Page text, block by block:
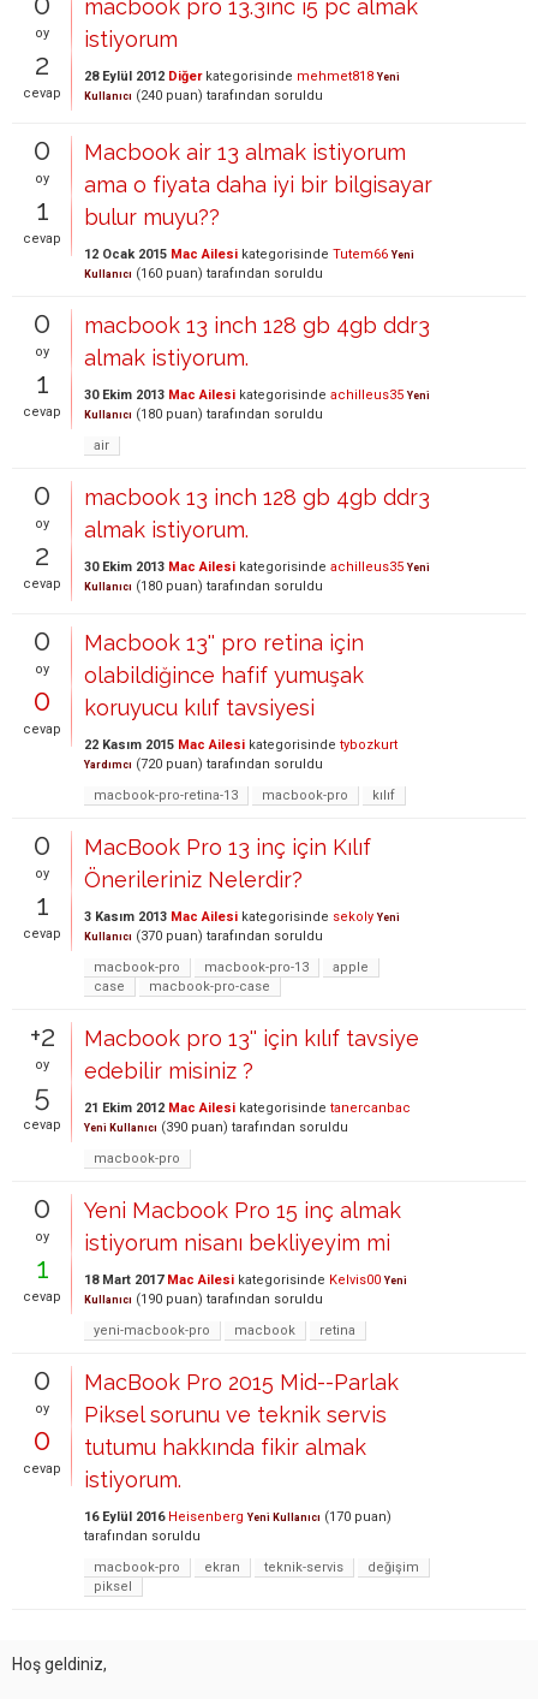
oy
2
cevap
macbook pro 13.3inc i5 pc almak
istiyorum
28 Eylül 2012 Diğerkategorisinde mehmet818 Yeni
Kullanıcı (240 puan) tarafından soruldu
0
oy
1
cevap
Macbook air 13 almak istiyorum
ama o fiyata daha iyi bir bilgisayar
bulur muyu??
12 Ocak 2015 Mac Ailesi kategorisinde Tutem66 Yeni
Kullanıcı (160 puan) tarafından soruldu
0
oy
1
cevap
macbook 13 inch 128 gb 4gb ddr3
almak istiyorum.
30 Ekim 2013 Mac Ailesi kategorisinde achilleus35 Yeni
Kullanıcı (180 puan) tarafından soruldu
air
0
oy
2
cevap
macbook 13 inch 128 gb 4gb ddr3
almak istiyorum.
30 Ekim 2013 Mac Ailesi kategorisinde achilleus35 Yeni
Kullanıcı (180 puan) tarafından soruldu
0
oy
0
cevap
Macbook 13'' pro retina için
olabildiğince hafif yumuşak
koruyucu kılıf tavsiyesi
22 Kasım 2015 Mac Ailesi kategorisinde tybozkurt
Yardımcı (720 puan) tarafından soruldu
macbook-pro-retina-13
macbook-pro kılıf
0
oy
1
cevap
MacBook Pro 13 inç için Kılıf
Önerileriniz Nelerdir?
3 Kasım 2013 Mac Ailesi kategorisinde sekoly Yeni
Kullanıcı (370 puan) tarafından soruldu
macbook-pro
macbook-pro-13
apple
case
macbook-pro-case
+2
oy
5
cevap
Macbook pro 13'' için kılıf tavsiye
edebilir misiniz ?
21 Ekim 2012 Mac Ailesi kategorisinde tanercanbac
Yeni Kullanıcı (390 puan) tarafından soruldu
macbook-pro
0
oy
1
cevap
Yeni Macbook Pro 15 inç almak
istiyorum nisanı bekliyeyim mi
18 Mart 2017 Mac Ailesi kategorisinde Kelvis00 Yeni
Kullanıcı (190 puan) tarafından soruldu
yeni-macbook-pro
macbook retina
0
oy
0
cevap
MacBook Pro 2015 Mid--Parlak
Piksel sorunu ve teknik servis
tutumu hakkında fikir almak
istiyorum.
16 Eylül 2016 Heisenberg Yeni Kullanıcı (170 puan)
tarafından soruldu
macbook-pro
ekran teknik-servis
değişim
piksel
Hoş geldiniz,